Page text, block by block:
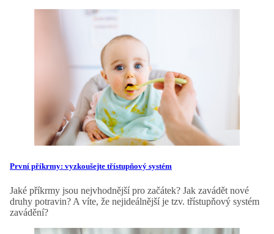
První příkrmy: vyzkoušejte třístupňový systém
Jaké příkrmy jsou nejvhodnější pro začátek? Jak zavádět nové
druhy potravin? A víte, že nejideálnější je tzv. třístupňový systém
zavádění?